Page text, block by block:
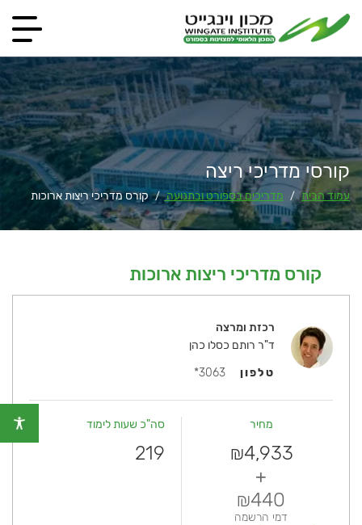
קורסי מדריכי ריצה
עמוד הבית / מדריכים בספורט ובתנועה / קורס מדריכי ריצות ארוכות
קורס מדריכי ריצות ארוכות
רכזת ומרצה
ד"ר רותם כסלו כהן
טלפון
3063*
מחיר
4,933
₪
+
440
₪
דמי הרשמה
סה"כ שעות לימוד
219